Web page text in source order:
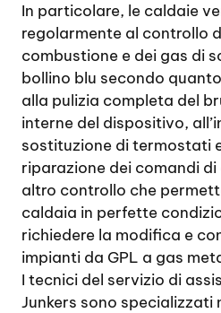
In particolare, le caldaie
regolarmente al controllo
combustione e dei gas di
bollino blu secondo
alla pulizia completa del
interne del dispositivo,
sostituzione di termostati
riparazione dei comandi
altro controllo che
caldaia in perfette
richiedere la modifica e
impianti da GPL a gas
I tecnici del servizio di
Junkers sono specializzati